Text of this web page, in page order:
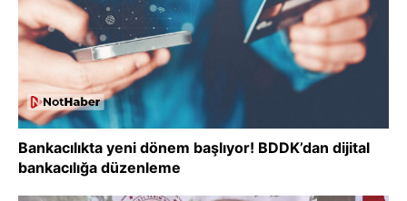
Bankacılıkta yeni dönem başlıyor! BDDK’dan dijital
bankacılığa düzenleme